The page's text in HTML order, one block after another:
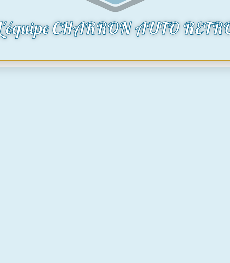
CHARRON AUTO